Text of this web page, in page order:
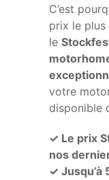
C’est
prix le plus
le
votre
disponible
✓ Le prix
nos
✓ Jusqu’à